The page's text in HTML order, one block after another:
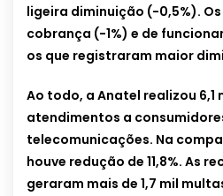
ligeira diminuição (-0,5%).
cobrança (-1%) e de
os que registraram maior
Ao todo, a Anatel realizou 6,1
atendimentos a
telecomunicações. Na
houve redução de 11,8%. As
geraram mais de 1,7 mil